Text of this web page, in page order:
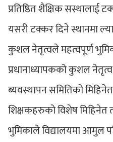
प्रतिष्ठित शैक्षिक सस्थालाई
यसरी टक्कर दिने स्थानमा
कुशल नेतृत्वले महत्वपूर्ण
प्रधानाध्यापकको कुशल नेतृत्व
ब्यवस्थापन समितिको
शिक्षकहरुको विशेष
भुमिकाले विद्यालयमा आमुल